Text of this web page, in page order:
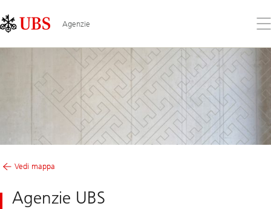
Links
Area
Agenzie
il
Vedi mappa
Agenzie UBS